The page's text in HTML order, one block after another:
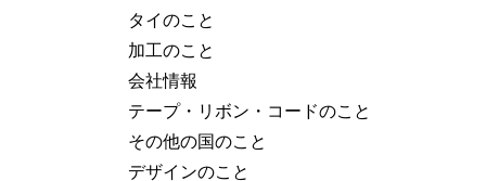
タイのこと
加工のこと
会社情報
テープ・リボン・コードのこと
その他の国のこと
デザインのこと